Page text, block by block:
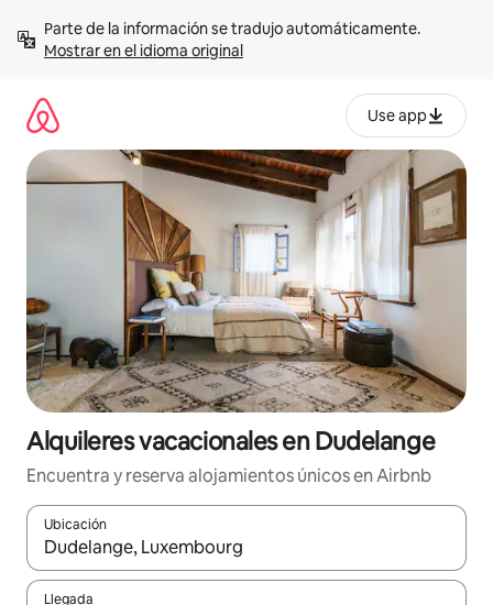
contenidoMostrar en el idioma original
Use app
Alquileres vacacionales en Dudelange
Encuentra y reserva alojamientos únicos en Airbnb
Ubicación
Cuando los resultados estén disponibles, navega con las
Llegada